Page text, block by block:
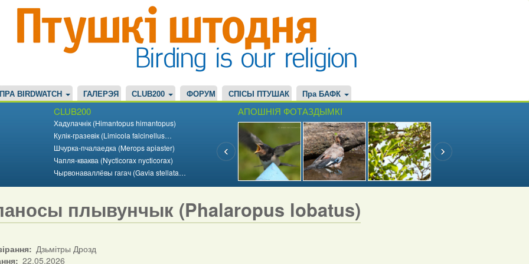
ПРА BIRDWATCH ГАЛЕРЭЯ CLUB200 ФОРУМ СПІСЫ ПТУШАК Пра БАФК
CLUB200
Хадулачнік (Himantopus himantopus)
Кулік-гразевік (Limicola falcinellus…
Шчурка-пчалаедка (Merops apiaster)
Чапля-кваква (Nycticorax nycticorax)
Чырвонаваллёвы гагач (Gavia stellata…
АПОШНІЯ ФОТАЗДЫМКІ
плывунчык (Phalaropus lobatus)
Дзьмітры Дрозд
22.05.2026